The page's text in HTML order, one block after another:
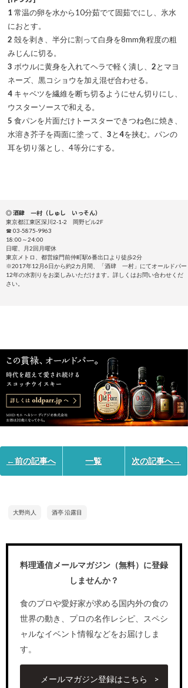
1 常温の卵を水から10分茹でて固茹でにし、氷水
におとす。
2 殻を剥き、半分に割って白身を8mm角程度の粗
みじんに切る。
3 ボウルに黄身を入れてヘラで軽く潰し、 2とマヨ
ネーズ、黒コショウを加え混ぜ合わせる。
4 キャベツを繊維を断ち切るようにせん切りにし、
ウスターソースで和える。
5 食パンを片面だけトースターできつね色に焼き、
水溶き芥子を両面に塗って、 3と4を挟む。パンの
耳を切り落とし、4等分にする。
◎ 酒肆 一村（しゅし いっそん）
東京都江東区深川2-1-2 岡野ビル2F
☎ 03-5875-9963
18:00～24:00
日曜、月2回月曜休
東京メトロ、都営線門前仲町駅6番出口より徒歩2分
※2017年12月6日から約2カ月間、「酒肆 一村」にてオールドパー
12年の水割りをお楽しみいただけます。詳しくはお問い合わせくだ
さい。
←前の記事へ 一覧 次の記事へ→
大野尚人 酒亭 沿露目
料理通信メールマガジン（無料）に登録
しませんか？
食のプロや愛好家が求める国内外の食の
世界の動き、プロの名作レシピ、スペシ
ャルなイベント情報などをお届けしま
す。
メールマガジン登録はこちら